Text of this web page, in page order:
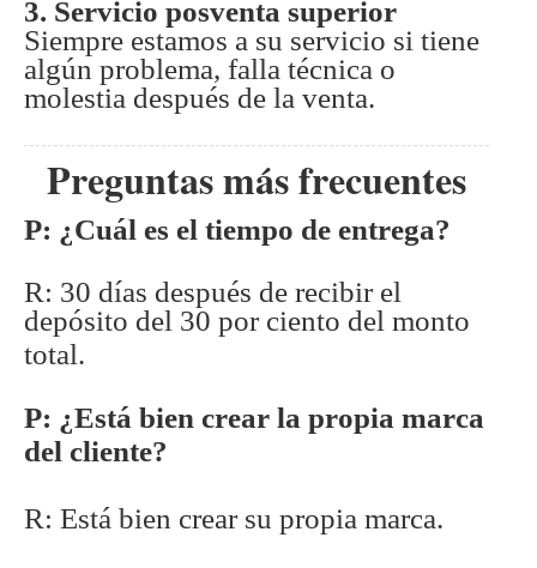
3. Servicio posventa superior
Siempre estamos a su servicio si tiene
algún problema, falla técnica o
molestia después de la venta.
Preguntas más frecuentes
P: ¿Cuál es el tiempo de entrega?
R: 30 días después de recibir el
depósito del 30 por ciento del monto
total.
P: ¿Está bien crear la propia marca
del cliente?
R: Está bien crear su propia marca.